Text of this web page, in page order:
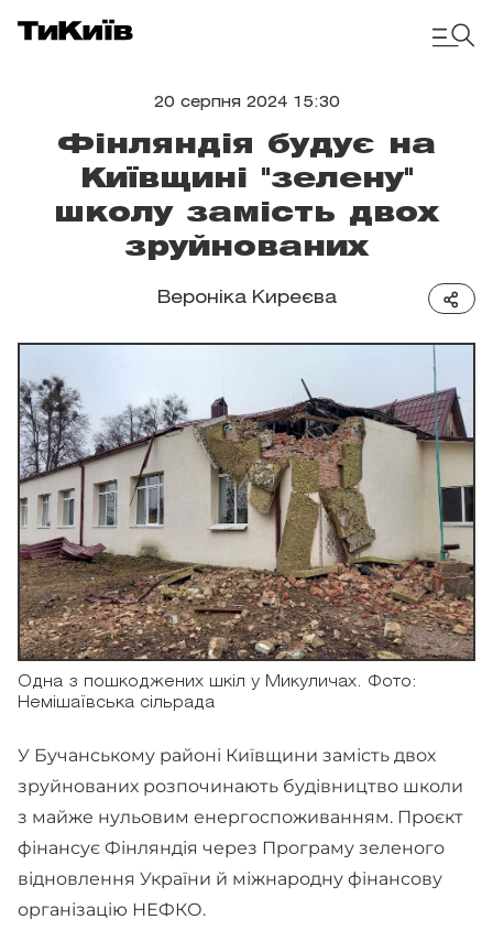
20 серпня 2024 15:30
Фінляндія будує на
Київщині "зелену"
школу замість двох
зруйнованих
Вероніка Киреєва
Одна з пошкоджених шкіл у Микуличах. Фото:
Немішаївська сільрада
У Бучанському районі Київщини замість двох
зруйнованих розпочинають будівництво школи
з майже нульовим енергоспоживанням. Проєкт
фінансує Фінляндія через Програму зеленого
відновлення України й міжнародну фінансову
організацію НЕФКО.